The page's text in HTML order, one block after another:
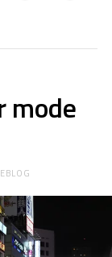
mode